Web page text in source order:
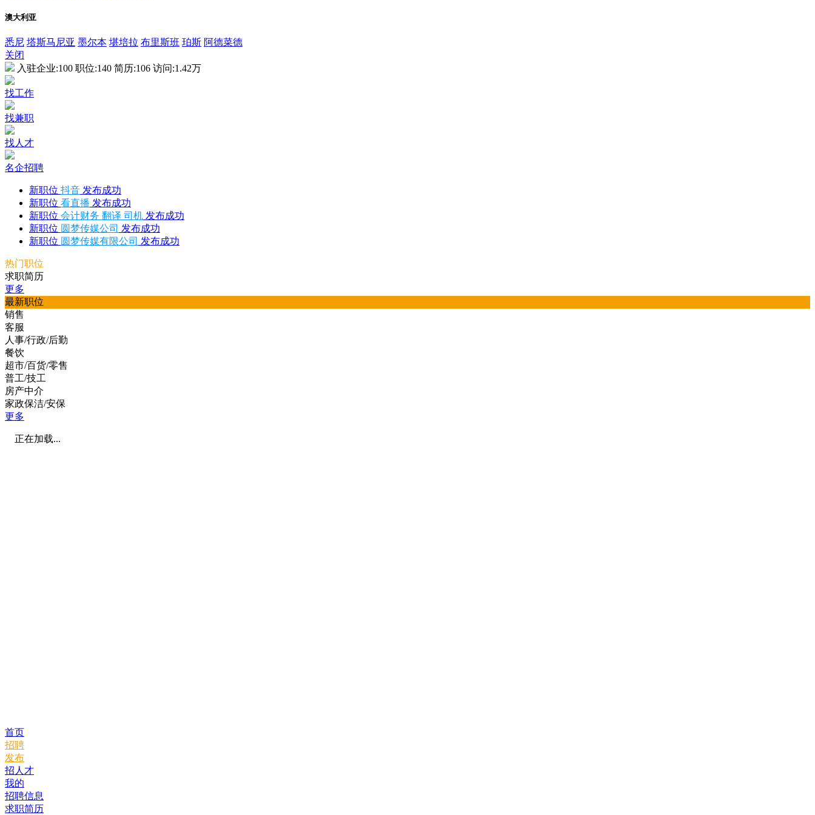
澳大利亚
悉尼 塔斯马尼亚 墨尔本 堪培拉 布里斯班 珀斯 阿德菜德
关闭
入驻企业:100 职位:140 简历:106 访问:1.42万
找工作
找兼职
找人才
名企招聘
新职位 抖音 发布成功
新职位 看直播 发布成功
新职位 会计财务 翻译 司机 发布成功
新职位 圆梦传媒公司 发布成功
新职位 圆梦传媒有限公司 发布成功
热门职位
求职简历
更多
最新职位
销售
客服
人事/行政/后勤
餐饮
超市/百货/零售
普工/技工
房产中介
家政保洁/安保
更多
正在加载...
首页
招聘
发布
招人才
我的
招聘信息
求职简历